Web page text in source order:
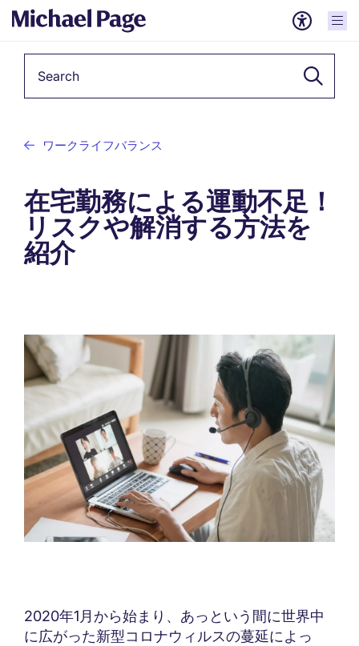
ワークライフバランス
在宅勤務による運動不足！
リスクや解消する方法を
紹介
2020年1月から始まり、あっという間に世界中
に広がった新型コロナウィルスの蔓延によっ